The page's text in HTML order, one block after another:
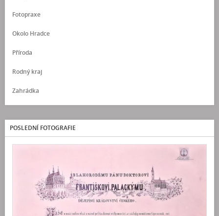
Fotopraxe
Okolo Hradce
Příroda
Rodný kraj
Zahrádka
POSLEDNÍ FOTOGRAFIE